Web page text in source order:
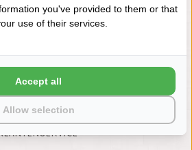
u op de hoogte blijven?
lid van onze mailinglijst:
you've provided to them or that
use of their services.
Allow selection
Accept all